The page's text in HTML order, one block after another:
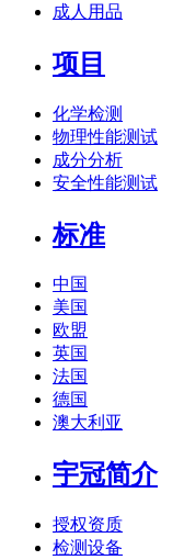
成人用品
项目
化学检测
物理性能测试
成分分析
安全性能测试
标准
中国
美国
欧盟
英国
法国
德国
澳大利亚
宇冠简介
授权资质
检测设备